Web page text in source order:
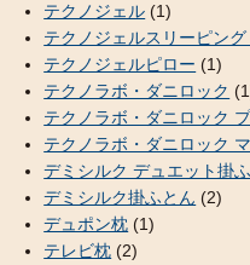
テクノジェル (1)
テクノジェルスリーピン
テクノジェルピロー (1)
テクノラボ・ダニロック
テクノラボ・ダニロック
テクノラボ・ダニロック
デミシルク デュエット掛
デミシルク掛ふとん (2)
デュポン枕 (1)
テレビ枕 (2)